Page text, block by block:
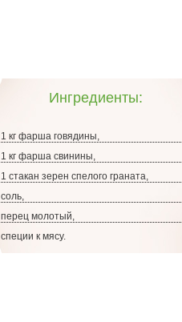
Ингредиенты:
1 кг фарша говядины,
1 кг фарша свинины,
1 стакан зерен спелого граната,
соль,
перец молотый,
специи к мясу.